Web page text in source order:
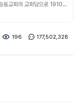
이 건물은 1893년 미국선교사 새뮤얼 무어 목사가 설립한 승동교회의 교회당으로 1910년에 짓기 시작하여 1912년에 완성되었다. 붉은 벽돌을 이용한 양옥 건물인 이 교회당은 동적인 구조를 갖춘 초기 개신교 교회당의 대표적인 건물로 그 규모가 웅장하다. 건물 1층 방들의 벽이 2층의 넓은 예배실 공간과 바닥을 받쳐 주는 벽돌조 건축의 전형적인 방식을 채택하고 있다. 건물의 벽체와 창호 주변, 지붕과 바닥 틀 등은 20세기 초 서양식 건축기술의 정착 과
196 177,502,328